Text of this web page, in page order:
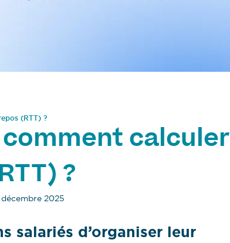
(RTT) ?
calculer
?
décembre 2025
salariés d’organiser leur